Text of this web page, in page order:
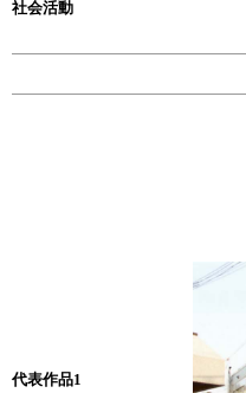
社会活動
代表作品1